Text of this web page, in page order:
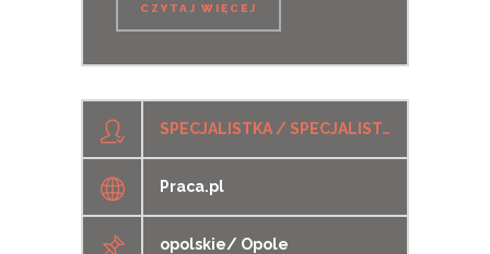
CZYTAJ WIĘCEJ
SPECJALISTKA / SPECJALISTA DS. SPRZEDAŻY UBEZPIECZEŃ
Praca.pl
opolskie/ Opole